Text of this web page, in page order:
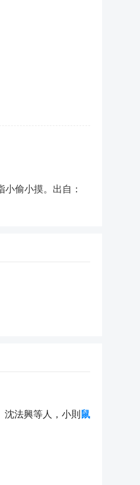
偷小摸。出自：
法興等人，小則 鼠